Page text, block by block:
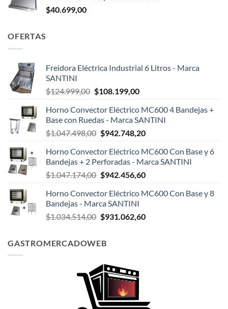
$40.699,00
OFERTAS
Freidora Eléctrica Industrial 6 Litros - Marca
SANTINI
$124.999,00 El
original
era:
$124.999,00.
$108.199,00El
actual
es:
$108.199,00.
Horno Convector Eléctrico MC600 4 Bandejas +
Base con Ruedas - Marca SANTINI
$1.047.498,00 El
original
era:
$1.047.498,00.
$942.748,20El
actual
es:
$942.748,20.
Horno Convector Eléctrico MC600 Con Base y 6
Bandejas + 2 Perforadas - Marca SANTINI
$1.047.174,00 El
original
era:
$1.047.174,00.
$942.456,60El
actual
$942.456,60.
Horno Convector Eléctrico MC600 Con Base y 8
Bandejas - Marca SANTINI
$1.034.514,00 El
era:
$931.062,60El
GASTROMERCADOWEB